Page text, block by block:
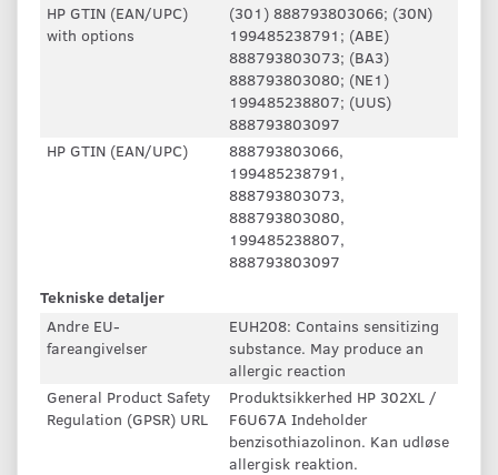
HP GTIN (EAN/UPC)
with options
(301) 888793803066; (30N)
199485238791; (ABE)
888793803073; (BA3)
888793803080; (NE1)
199485238807; (UUS)
888793803097
HP GTIN (EAN/UPC)
888793803066,
199485238791,
888793803073,
888793803080,
199485238807,
888793803097
Tekniske detaljer
Andre EU-
fareangivelser
EUH208: Contains sensitizing
substance. May produce an
allergic reaction
General Product Safety
Regulation (GPSR) URL
Produktsikkerhed HP 302XL /
F6U67A Indeholder
benzisothiazolinon. Kan udløse
allergisk reaktion.